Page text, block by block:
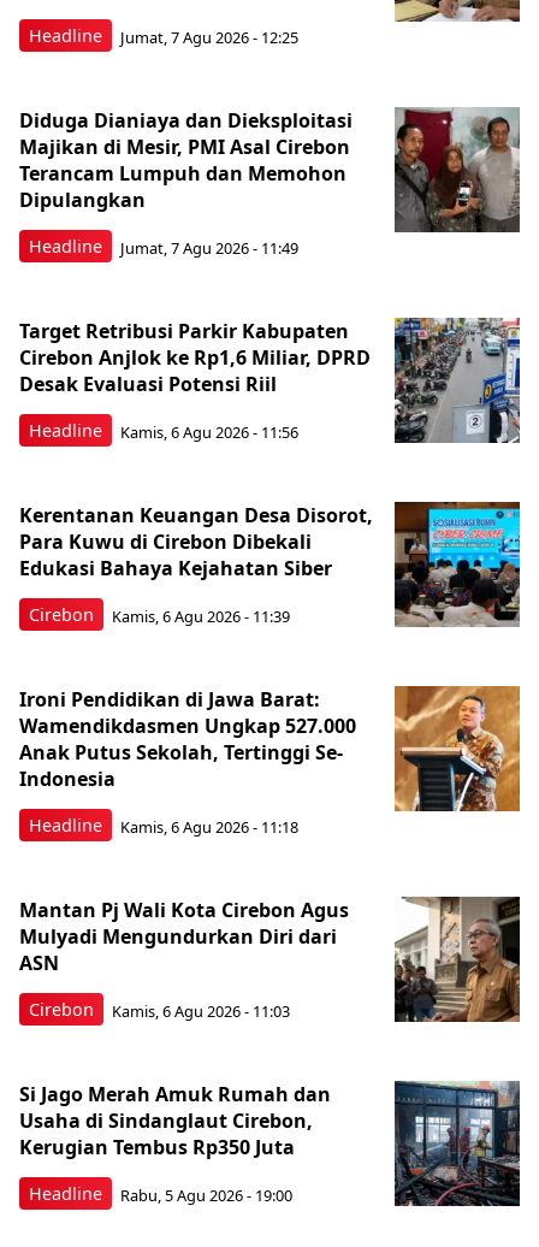
Headline Jumat, 7 Agu 2026 - 12:25
Headline
Diduga Dianiaya dan Dieksploitasi
Majikan di Mesir, PMI Asal Cirebon
Terancam Lumpuh dan Memohon
Dipulangkan
Jumat, 7 Agu 2026 - 11:49
Headline
Target Retribusi Parkir Kabupaten
Cirebon Anjlok ke Rp1,6 Miliar, DPRD
Desak Evaluasi Potensi Riil
Kamis, 6 Agu 2026 - 11:56
Cirebon
Kerentanan Keuangan Desa Disorot,
Para Kuwu di Cirebon Dibekali
Edukasi Bahaya Kejahatan Siber
Kamis, 6 Agu 2026 - 11:39
Headline
Ironi Pendidikan di Jawa Barat:
Wamendikdasmen Ungkap 527.000
Anak Putus Sekolah, Tertinggi Se-
Indonesia
Kamis, 6 Agu 2026 - 11:18
Cirebon
Mantan Pj Wali Kota Cirebon Agus
Mulyadi Mengundurkan Diri dari
ASN
Kamis, 6 Agu 2026 - 11:03
Headline
Si Jago Merah Amuk Rumah dan
Usaha di Sindanglaut Cirebon,
Kerugian Tembus Rp350 Juta
Rabu, 5 Agu 2026 - 19:00